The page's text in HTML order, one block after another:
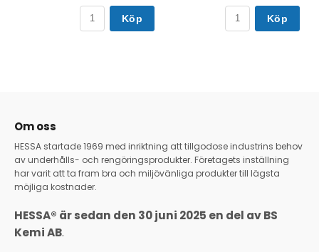
Köp Köp
Om oss
HESSA startade 1969 med inriktning att tillgodose industrins behov
av underhålls- och rengöringsprodukter. Företagets inställning
har varit att ta fram bra och miljövänliga produkter till lägsta
möjliga kostnader.
HESSA® är sedan den 30 juni 2025 en del av BS
Kemi AB.